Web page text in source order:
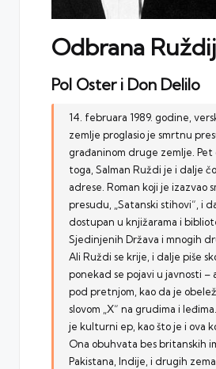
Odbrana
Pol Oster i Don Delilo
14. februara 1989. godine,
zemlje proglasio je smrtnu
građaninom druge zemlje. Pet
toga, Salman Ruždi je i dalje
adrese. Roman koji je izazvao
presudu, „Satanski stihovi“, i
dostupan u knjižarama i
Sjedinjenih Država i mnogih
Ali Ruždi se krije, i dalje piše
ponekad se pojavi u javnosti –
pod pretnjom, kao da je
slovom „X“ na grudima i
je kulturni ep, kao što je i ova
Ona obuhvata bes britanskih
Pakistana, Indije, i drugih